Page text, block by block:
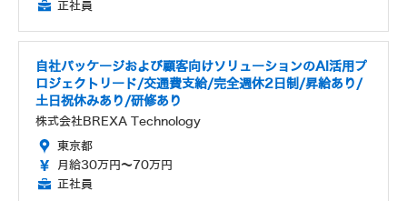
正社員
自社パッケージおよび顧客向けソリューションのAI活用プ
ロジェクトリード/交通費支給/完全週休2日制/昇給あり/
土日祝休みあり/研修あり
株式会社BREXA Technology
東京都
月給30万円～70万円
正社員